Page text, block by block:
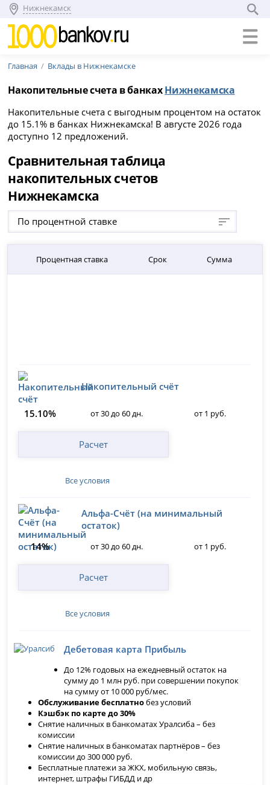
Нижнекамск
Главная Вклады в Нижнекамске
Накопительные счета в банкахНижнекамска
Накопительные счета с выгодным процентом на остаток
до 15.1% в банках Нижнекамска! В августе 2026 года
доступно 12 предложений.
Сравнительная таблица
накопительных счетов
Нижнекамска
По процентной ставке
Процентная ставка Срок Сумма
Накопительный счёт
15.10% от 30 до 60 дн. от 1 руб.
Расчет
Все условия
Альфа-Счёт (на минимальный
остаток)
14%
от 30 до 60 дн. от 1 руб.
Расчет
Все условия
Дебетовая карта Прибыль
До 12% годовых на ежедневный остаток на
сумму до 1 млн руб. при совершении покупок
на сумму от 10 000 руб/мес.
Обслуживание бесплатнобез условий
Кэшбэк по карте до 30%
Снятие наличных в банкоматах Уралсиба – без
комиссии
Снятие наличных в банкоматах партнёров – без
комиссии до 300 000 руб.
Бесплатные платежи за ЖКХ, мобильную связь,
интернет, штрафы ГИБДД и др